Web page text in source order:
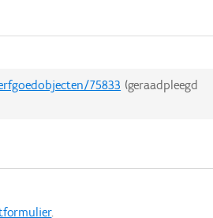
75833 (geraadpleegd
.